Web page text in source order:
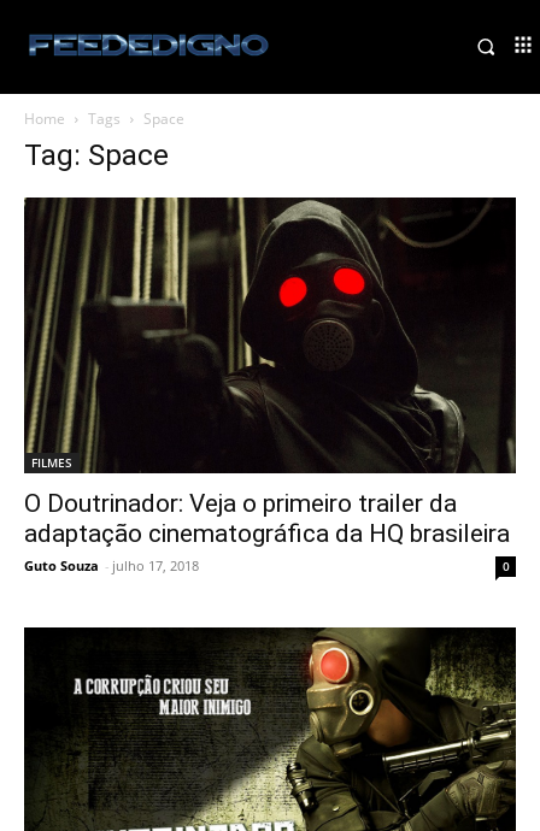
Home Tags Space
Tag: Space
FILMES
O Doutrinador: Veja o primeiro trailer da
adaptação cinematográfica da HQ brasileira
Guto Souza - julho 17, 2018 0